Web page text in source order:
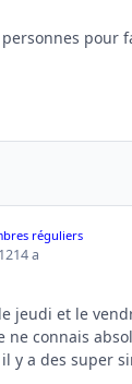
pour
réguliers
14 a
jeudi et le
ne connais
y a des super